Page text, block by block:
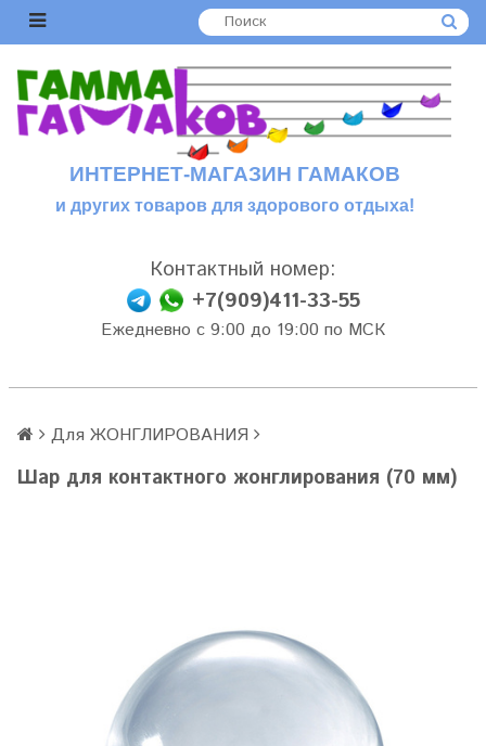
ИНТЕРНЕТ-МАГАЗИН ГАМАКОВ
и других товаров для здорового отдыха!
Контактный номер:
+7(909)411-33-55
Ежедневно с 9:00 до 19:00 по МСК
Для ЖОНГЛИРОВАНИЯ
Шар для контактного жонглирования (70 мм)